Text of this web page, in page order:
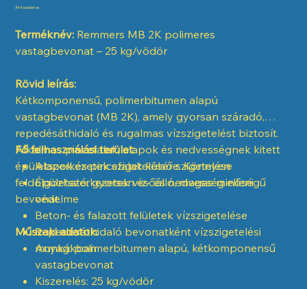
ÁFA beleértve
Terméknév: Remmers MB 2K polimeres
vastagbevonat – 25 kg/vödör
Rövid leírás:
Kétkomponensű, polimerbitumen alapú
vastagbevonat (MB 2K), amely gyorsan száradó,
repedésáthidaló és rugalmas vízszigetelést biztosít.
Alkalmas pincefalak, alapok és nedvességnek kitett
épületszerkezetek szigetelésére. Könnyen
feldolgozható, gyorsan esőálló, magas minőségű
bevonat.
Fő felhasználási terület:
Alapok és pincefalak külső szigetelése
Épületszerkezetek víz- és nedvesség elleni
védelme
Beton- és falazott felületek vízszigetelése
Repedésáthidaló bevonatként vízszigetelési
munkákban
Műszaki adatok:
Anyag: polimerbitumen alapú, kétkomponensű
vastagbevonat
Kiszerelés: 25 kg/vödör